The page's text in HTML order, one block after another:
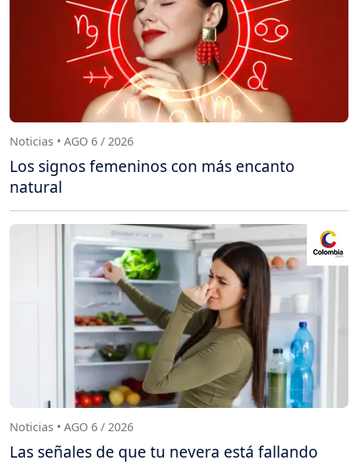
Noticias • AGO 6 / 2026
Los signos femeninos con más encanto
natural
Noticias • AGO 6 / 2026
Las señales de que tu nevera está fallando